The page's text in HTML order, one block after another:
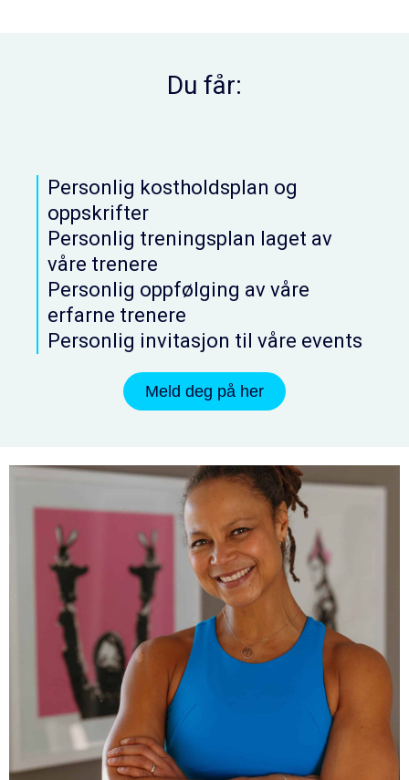
Du får:
Personlig kostholdsplan og
oppskrifter
Personlig treningsplan laget av
våre trenere
Personlig oppfølging av våre
erfarne trenere
Personlig invitasjon til våre events
Meld deg på her